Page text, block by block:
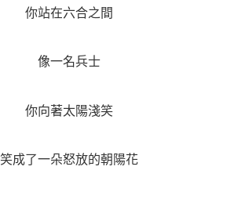
你站在六合之間
像一名兵士
你向著太陽淺笑
笑成了一朵怒放的朝陽花